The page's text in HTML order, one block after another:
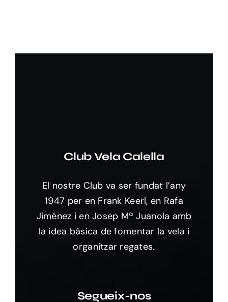
Club Vela Calella
El nostre Club va ser fundat l’any
1947 per en Frank Keerl, en Rafa
Jiménez i en Josep Mª Juanola amb
la idea bàsica de fomentar la vela i
organitzar regates.
Segueix-nos